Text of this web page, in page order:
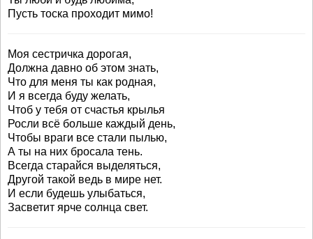
Пусть тоска проходит мимо!
Моя сестричка дорогая,
Должна давно об этом знать,
Что для меня ты как родная,
И я всегда буду желать,
Чтоб у тебя от счастья крылья
Росли всё больше каждый день,
Чтобы враги все стали пылью,
А ты на них бросала тень.
Всегда старайся выделяться,
Другой такой ведь в мире нет.
И если будешь улыбаться,
Засветит ярче солнца свет.